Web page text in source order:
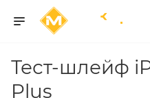
Тест-шлейф
Plus